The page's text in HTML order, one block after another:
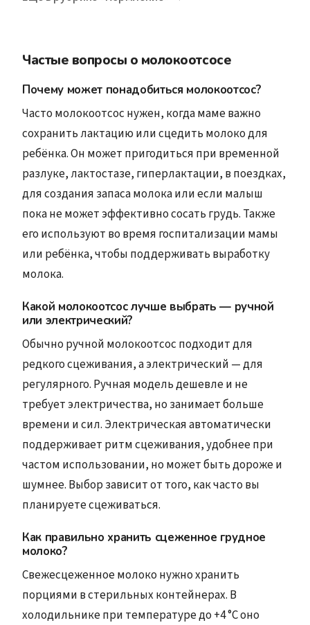
Частые вопросы о молокоотсосе
Почему может понадобиться молокоотсос?
Часто молокоотсос нужен, когда маме важно
сохранить лактацию или сцедить молоко для
ребёнка. Он может пригодиться при временной
разлуке, лактостазе, гиперлактации, в поездках,
для создания запаса молока или если малыш
пока не может эффективно сосать грудь. Также
его используют во время госпитализации мамы
или ребёнка, чтобы поддерживать выработку
молока.
Какой молокоотсос лучше выбрать — ручной
или электрический?
Обычно ручной молокоотсос подходит для
редкого сцеживания, а электрический — для
регулярного. Ручная модель дешевле и не
требует электричества, но занимает больше
времени и сил. Электрическая автоматически
поддерживает ритм сцеживания, удобнее при
частом использовании, но может быть дороже и
шумнее. Выбор зависит от того, как часто вы
планируете сцеживаться.
Как правильно хранить сцеженное грудное
молоко?
Свежесцеженное молоко нужно хранить
порциями в стерильных контейнерах. В
холодильнике при температуре до +4 °C оно